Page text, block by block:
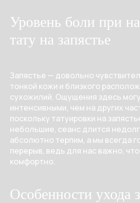
Уровень боли при
тату на запястье
Запястье — довольно
тонкой кожи и близкого
сухожилий. Ощущения здесь
интенсивными, чем на других
поскольку татуировки на
небольшие, сеанс длится
абсолютно терпим, а мы всегда
перерыв, ведь для нас важно,
комфортно.
Особенности ухода